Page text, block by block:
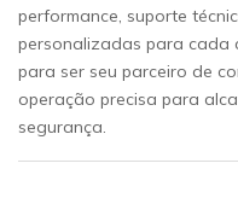
performance, suporte
personalizadas para cada
para ser seu parceiro de
operação precisa para
segurança.